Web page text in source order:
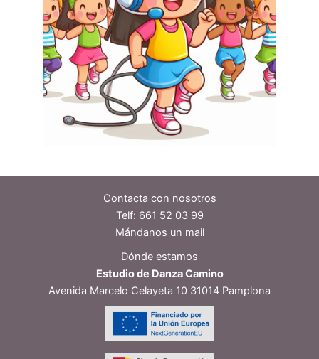
Contacta con nosotros
Telf: 661 52 03 99
Mándanos un mail
Dónde estamos
Estudio de Danza Camino
Avenida Marcelo Celayeta 10 31014 Pamplona